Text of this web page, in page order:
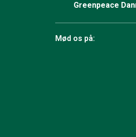
Greenpeace
Mød os på: